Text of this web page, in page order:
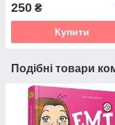
250 ₴
Купити
Подібні товари